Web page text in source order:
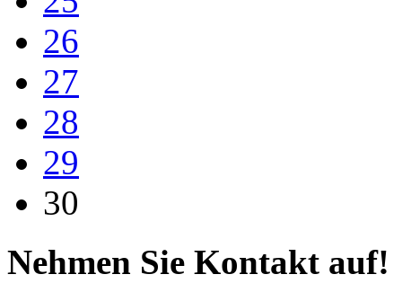
26
27
28
29
30
Nehmen Sie Kontakt auf!